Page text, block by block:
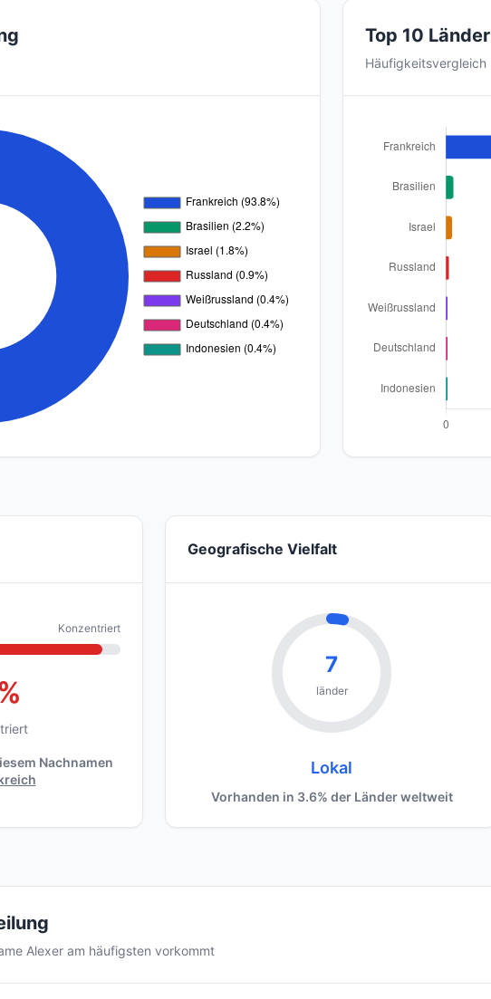
Top 10 Länder
Häufigkeitsvergleich
Konzentriert
Nachnamen
Geografische Vielfalt
7
länder
Lokal
Vorhanden in 3.6% der Länder weltweit
Alexer am häufigsten vorkommt